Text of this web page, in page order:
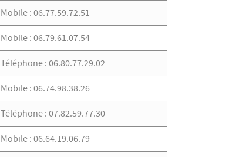
Mobile : 06.77.59.72.51
Mobile : 06.79.61.07.54
Téléphone : 06.80.77.29.02
Mobile : 06.74.98.38.26
Téléphone : 07.82.59.77.30
Mobile : 06.64.19.06.79